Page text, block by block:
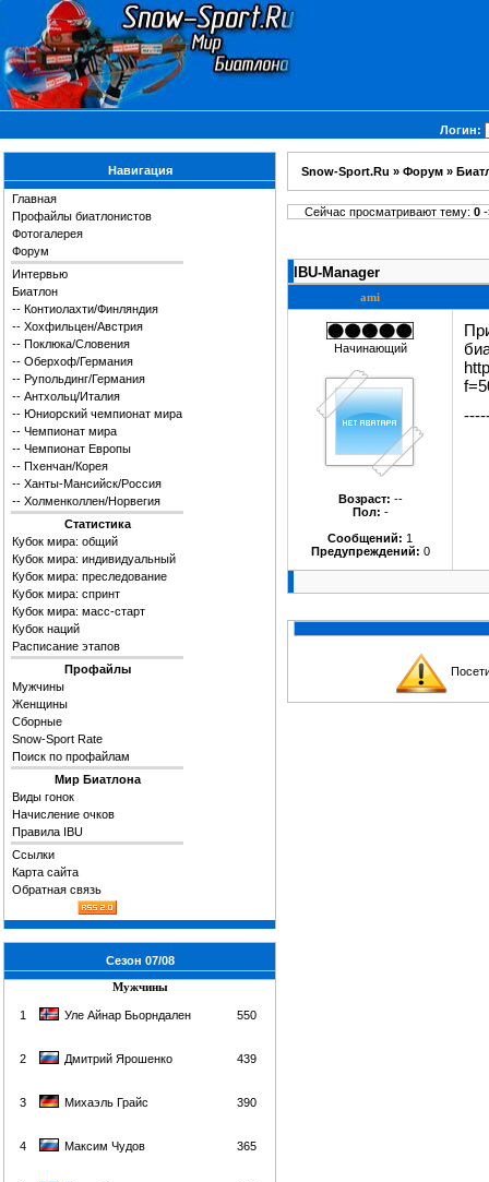
Логин:
Навигация
Главная
Профайлы биатлонистов
Фотогалерея
Форум
Интервью
Биатлон
-- Контиолахти/Финляндия
-- Хохфильцен/Австрия
-- Поклюка/Словения
-- Оберхоф/Германия
-- Рупольдинг/Германия
-- Антхольц/Италия
-- Юниорский чемпионат мира
-- Чемпионат мира
-- Чемпионат Европы
-- Пхенчан/Корея
-- Ханты-Мансийск/Россия
-- Холменколлен/Норвегия
Статистика
Кубок мира: общий
Кубок мира: индивидуальный
Кубок мира: преследование
Кубок мира: спринт
Кубок мира: масс-старт
Кубок наций
Расписание этапов
Профайлы
Мужчины
Женщины
Сборные
Snow-Sport Rate
Поиск по профайлам
Мир Биатлона
Виды гонок
Начисление очков
Правила IBU
Ссылки
Карта сайта
Обратная связь
Сезон 07/08
Мужчины
1 Уле Айнар Бьорндален 550
2 Дмитрий Ярошенко 439
3 Михаэль Грайс 390
4 Максим Чудов 365
Snow-Sport.Ru » Форум »
Сейчас просматривают тему: 0
IBU-Manager
ami
Начинающий
Возраст: --
Пол: -
Сообщений: 1
Предупреждений: 0